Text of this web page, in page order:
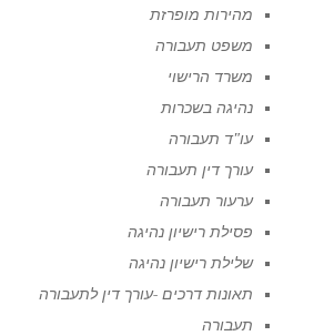
מהירות מופרזת
משפט תעבורה
משרד הרישוי
נהיגה בשכרות
עו"ד תעבורה
עורך דין תעבורה
ערעור תעבורה
פסילת רישיון נהיגה
שלילת רישיון נהיגה
תאונות דרכים -עורך דין לתעבורה
תעבורה